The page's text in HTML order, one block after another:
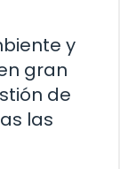
y
gran
de
las